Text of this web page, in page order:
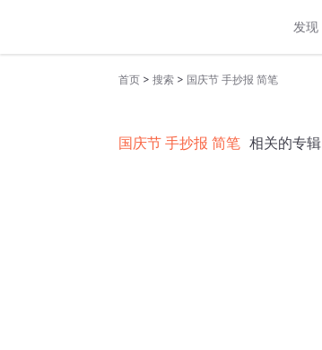
发现
首页 > 搜索 > 国庆节 手抄报 简笔
国庆节 手抄报 简笔 相关的专辑